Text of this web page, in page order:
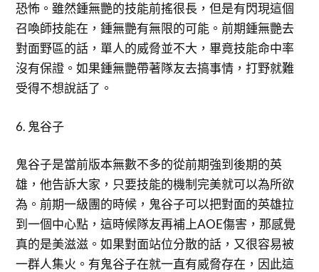
恐怖。雖然鍾無艷的技能前搖很長，但是有閃現這個
召喚師技能在，鍾無艷有無限的可能。前期鍾無艷去
對面野區的話，單人的威脅並不大，畢竟技能命中率
沒有保證。如果鍾無艷帶著隊友去搞事情，打野就難
受得不想說話了。
6. 鬼谷子
鬼谷子是當前版本無數不多的從前期強到後期的英
雄，他告訴大家，只要技能的機制完美就可以為所欲
為。前期一級團的時候，鬼谷子可以把對面的英雄拉
到一個中心點，這時候隊友再補上AOE傷害，那感覺
真的是美滋滋。如果對面站位分散的話，又很容易被
一群人集火。有鬼谷子在就一直有威脅存在，因此這